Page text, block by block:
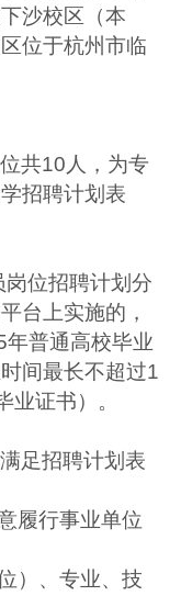
沙校区（本
位于杭州市临
共10人，为专
招聘计划表
位招聘计划分
台上实施的，
普通高校毕业
间最长不超过1
业证书）。
足招聘计划表
履行事业单位
）、专业、技